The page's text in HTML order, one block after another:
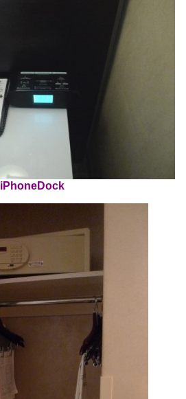
iPhoneDock